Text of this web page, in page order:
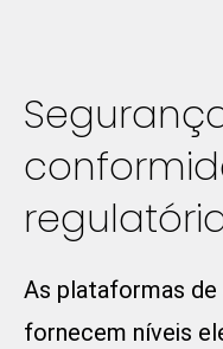
As plataformas
fornecem níveis